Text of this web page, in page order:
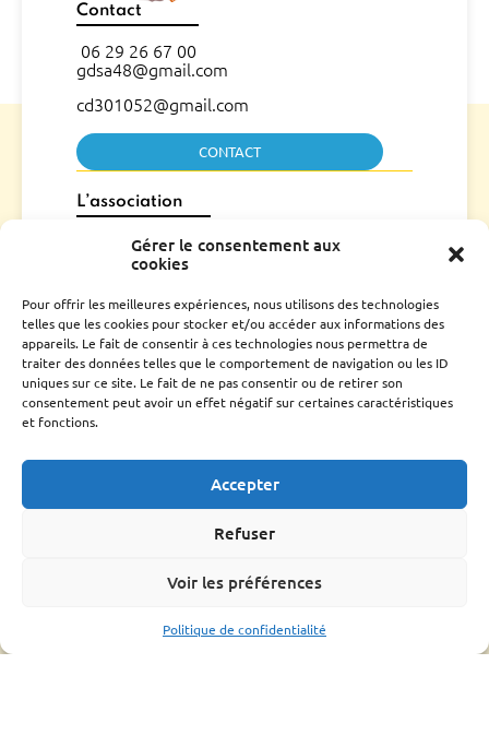
Gérer le consentement aux
cookies
Pour offrir les meilleures expériences, nous utilisons des technologies
telles que les cookies pour stocker et/ou accéder aux informations des
appareils. Le fait de consentir à ces technologies nous permettra de
traiter des données telles que le comportement de navigation ou les ID
uniques sur ce site. Le fait de ne pas consentir ou de retirer son
consentement peut avoir un effet négatif sur certaines caractéristiques
et fonctions.
Accepter
Refuser
Voir les préférences
Politique de confidentialité
Contact
06 29 26 67 00
gdsa48@gmail.com
cd301052@gmail.com
CONTACT
L’association
Qui sommes nous ?
Conseil d’administration
Parrainage
Adhérer
Techniciens Sanitaires Apicoles
Santé de l’abeille
Le frelon Asiatique
FRGDS Occitanie Section Apicole
Fiches sanitaires fnosad
Informations pratique
Bonnes pratiques